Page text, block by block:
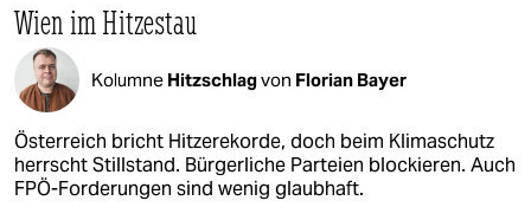
Wien im Hitzestau
Kolumne Hitzschlagvon Florian Bayer
Österreich bricht Hitzerekorde, doch beim Klimaschutz
herrscht Stillstand. Bürgerliche Parteien blockieren. Auch
FPÖ-Forderungen sind wenig glaubhaft.